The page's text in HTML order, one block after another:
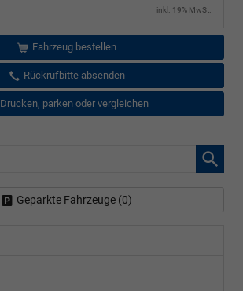
inkl. 19% MwSt.
Fahrzeug bestellen
Rückrufbitte absenden
Drucken, parken oder vergleichen
Geparkte Fahrzeuge (0)